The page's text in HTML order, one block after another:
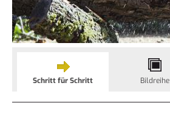
Schritt für Schritt Bildreihe